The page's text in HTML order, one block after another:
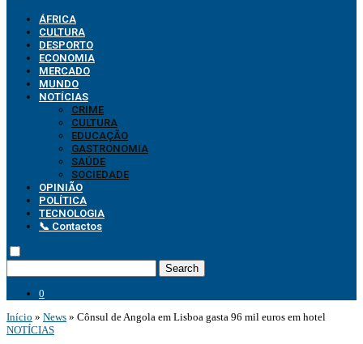
ÁFRICA
CULTURA
DESPORTO
ECONOMIA
MERCADO
MUNDO
NOTÍCIAS
CRIME
CULTURA
EDUCAÇÃO
GASTRONOMIA
SAÚDE
SOCIEDADE
OPINIÃO
POLÍTICA
TECNOLOGIA
📞 Contactos
Search
0
Início » News » Cônsul de Angola em Lisboa gasta 96 mil euros em hotel
NOTÍCIAS